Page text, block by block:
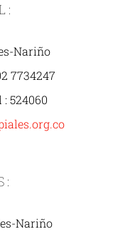
:
Nariño
7734247
524060
:
Nariño